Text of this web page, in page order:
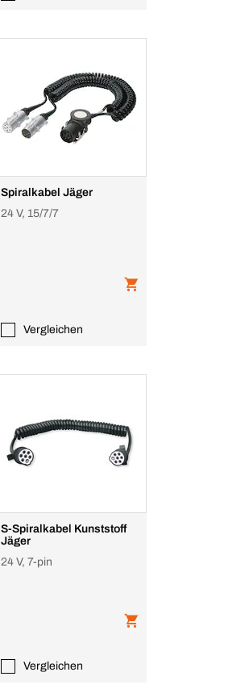
Spiralkabel Jäger
24 V, 15/7/7
Vergleichen
S-Spiralkabel Kunststoff
Jäger
24 V, 7-pin
Vergleichen